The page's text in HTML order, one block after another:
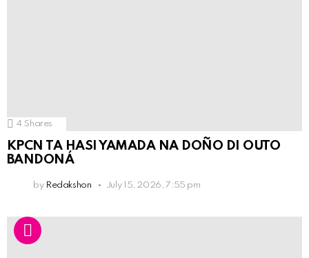
4 Shares
KPCN TA HASI YAMADA NA DOÑO DI OUTO
BANDONÁ
by Redakshon July 15, 2026, 7:55 pm